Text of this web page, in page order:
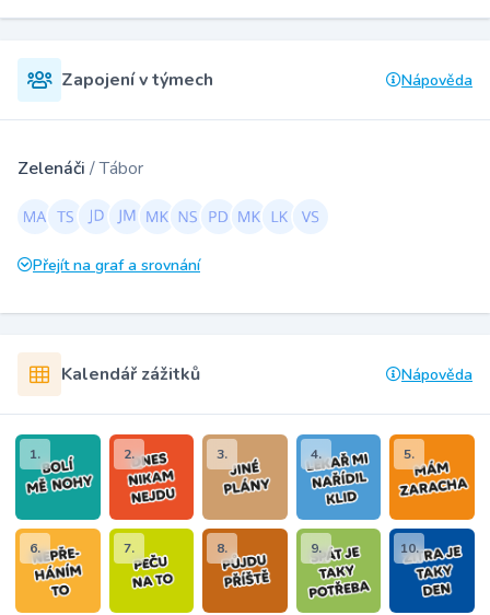
Zapojení v týmech Nápověda
Zelenáči / Tábor
Přejít na graf a srovnání
Kalendář zážitků Nápověda
1. 2. 3. 4. 5.
6. 7. 8. 9. 10.